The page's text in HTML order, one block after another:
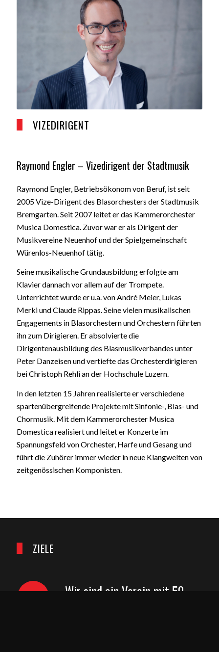
VIZEDIRIGENT
Raymond Engler – Vizedirigent der Stadtmusik
Raymond Engler, Betriebsökonom von Beruf, ist seit
2005 Vize-Dirigent des Blasorchesters der Stadtmusik
Bremgarten. Seit 2007 leitet er das Kammerorchester
Musica Domestica. Zuvor war er als Dirigent der
Musikvereine Neuenhof und der Spielgemeinschaft
Würenlos-Neuenhof tätig.
Seine musikalische Grundausbildung erfolgte am
Klavier dannach vor allem auf der Trompete.
Unterrichtet wurde er u.a. von André Meier, Lukas
Merki und Claude Rippas. Seine vielen musikalischen
Engagements in Blasorchestern und Orchestern führten
ihn zum Dirigieren. Er absolvierte die
Dirigentenausbildung des Blasmusikverbandes unter
Peter Danzeisen und vertiefte das Orchesterdirigieren
bei Christoph Rehli an der Hochschule Luzern.
In den letzten 15 Jahren realisierte er verschiedene
spartenübergreifende Projekte mit Sinfonie-, Blas- und
Chormusik. Mit dem Kammerorchester Musica
Domestica realisiert und leitet er Konzerte im
Spannungsfeld von Orchester, Harfe und Gesang und
führt die Zuhörer immer wieder in neue Klangwelten von
zeitgenössischen Komponisten.
ZIELE
Wir sind ein Verein mit 50